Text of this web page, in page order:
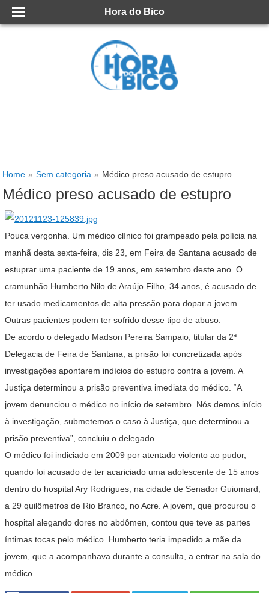
Hora do Bico
Home » Sem categoria » Médico preso acusado de estupro
Médico preso acusado de estupro
Pouca vergonha. Um médico clínico foi grampeado pela polícia na
manhã desta sexta-feira, dis 23, em Feira de Santana acusado de
estuprar uma paciente de 19 anos, em setembro deste ano. O
cramunhão Humberto Nilo de Araújo Filho, 34 anos, é acusado de
ter usado medicamentos de alta pressão para dopar a jovem.
Outras pacientes podem ter sofrido desse tipo de abuso.
De acordo o delegado Madson Pereira Sampaio, titular da 2ª
Delegacia de Feira de Santana, a prisão foi concretizada após
investigações apontarem indícios do estupro contra a jovem. A
Justiça determinou a prisão preventiva imediata do médico. “A
jovem denunciou o médico no início de setembro. Nós demos início
à investigação, submetemos o caso à Justiça, que determinou a
prisão preventiva”, concluiu o delegado.
O médico foi indiciado em 2009 por atentado violento ao pudor,
quando foi acusado de ter acariciado uma adolescente de 15 anos
dentro do hospital Ary Rodrigues, na cidade de Senador Guiomard,
a 29 quilômetros de Rio Branco, no Acre. A jovem, que procurou o
hospital alegando dores no abdômen, contou que teve as partes
íntimas tocas pelo médico. Humberto teria impedido a mãe da
jovem, que a acompanhava durante a consulta, a entrar na sala do
médico.